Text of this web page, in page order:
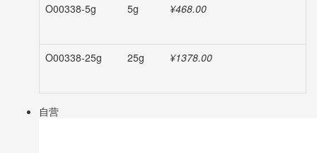
O00338-5g 5g ¥468.00
O00338-25g 25g ¥1378.00
自营